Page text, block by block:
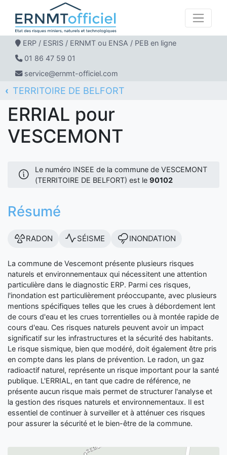
ERP / ESRIS / ERNMT ou ENSA / PEB en ligne
01 86 47 59 01
service@ernmt-officiel.com
ERNMT Officiel
ERRIAL
TERRITOIRE DE BELFORT
VESCEMONT
ERRIAL pour
VESCEMONT
Le numéro INSEE de la commune de VESCEMONT
(TERRITOIRE DE BELFORT) est le 90102
Résumé
RADON SÉISME INONDATION
La commune de Vescemont présente plusieurs risques
naturels et environnementaux qui nécessitent une attention
particulière dans le diagnostic ERP. Parmi ces risques,
l'inondation est particulièrement préoccupante, avec plusieurs
mentions spécifiques telles que les crues à débordement lent
de cours d'eau et les crues torrentielles ou à montée rapide de
cours d'eau. Ces risques naturels peuvent avoir un impact
significatif sur les infrastructures et la sécurité des habitants.
Le risque sismique, bien que modéré, doit également être pris
en compte dans les plans de prévention. Le radon, un gaz
radioactif naturel, représente un risque important pour la santé
publique. L'ERRIAL, en tant que cadre de référence, ne
présente aucun risque mais permet de structurer l'analyse et
la gestion des risques naturels et environnementaux. Il est
essentiel de continuer à surveiller et à atténuer ces risques
pour assurer la sécurité et le bien-être de la commune.